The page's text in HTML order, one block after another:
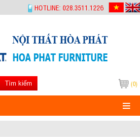
HOTLINE: 028.3511.1226
(0)
Tìm kiếm